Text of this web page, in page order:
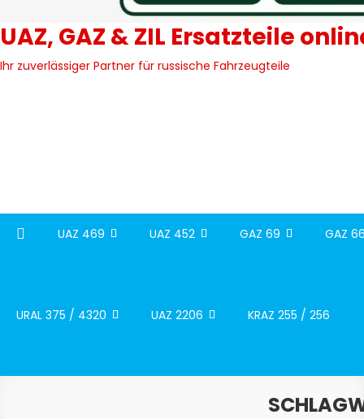
UAZ, GAZ & ZIL Ersatzteile
Ihr zuverlässiger Partner für russische Fahrzeugteile
UAZ 469 UAZ 452 GAZ 69 GAZ
URAL 375 / 4320 UAZ 2206 KRAZ 255 / 256